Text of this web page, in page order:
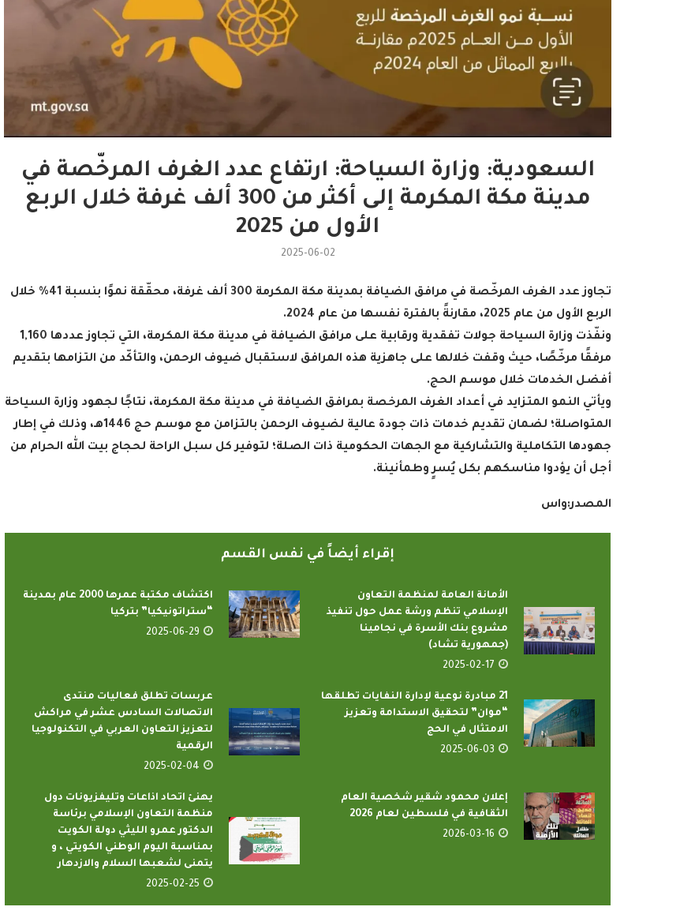
السعودية: وزارة السياحة: ارتفاع عدد الغرف المرخّصة في
مدينة مكة المكرمة إلى أكثر من 300 ألف غرفة خلال الربع
الأول من 2025
2025-06-02
تجاوز عدد الغرف المرخّصة في مرافق الضيافة بمدينة مكة المكرمة 300 ألف غرفة، محقّقة نموًا بنسبة 41% خلال
الربع الأول من عام 2025، مقارنةً بالفترة نفسها من عام 2024
.
ونفّذت وزارة السياحة جولات تفقدية ورقابية على مرافق الضيافة في مدينة مكة المكرمة، التي تجاوز عددها 1,160
مرفقًا مرخّصًا، حيث وقفت خلالها على جاهزية هذه المرافق لاستقبال ضيوف الرحمن، والتأكّد من التزامها بتقديم
أفضل الخدمات خلال موسم الحج.
ويأتي النمو المتزايد في أعداد الغرف المرخصة بمرافق الضيافة في مدينة مكة المكرمة، نتاجًا لجهود وزارة السياحة
المتواصلة؛ لضمان تقديم خدمات ذات جودة عالية لضيوف الرحمن بالتزامن مع موسم حج 1446هـ، وذلك في إطار
جهودها التكاملية والتشاركية مع الجهات الحكومية ذات الصلة؛ لتوفير كل سبل الراحة لحجاج بيت الله الحرام من
أجل أن يؤدوا مناسكهم بكل يُسرٍ وطمأنينة.
المصدر:واس
إقراء أيضاً في نفس القسم
الأمانة العامة لمنظمة التعاون
الإسلامي تنظم ورشة عمل حول تنفيذ
مشروع بنك الأسرة في نجامينا
(جمهورية تشاد)
2025-02-17
اكتشاف مكتبة عمرها 2000 عام بمدينة
“ستراتونيكيا” بتركيا
2025-06-29
21 مبادرة نوعية لإدارة النفايات تطلقها
“موان” لتحقيق الاستدامة وتعزيز
الامتثال في الحج
2025-06-03
عربسات تطلق فعاليات منتدى
الاتصالات السادس عشر في مراكش
لتعزيز التعاون العربي في التكنولوجيا
الرقمية
2025-02-04
إعلان محمود شقير شخصية العام
الثقافية في فلسطين لعام 2026
2026-03-16
يهنئ اتحاد اذاعات وتليفزيونات دول
منظمة التعاون الإسلامي برئاسة
الدكتور عمرو الليثي دولة الكويت
بمناسبة اليوم الوطني الكويتي ، و
يتمنى لشعبها السلام والازدهار
2025-02-25
بإذاعات وتليفزيونات
بمدينة الإنتاج...
2022-04-12
يدعو الدول الأعضاء...
2022-04-12
وتليفزيونات التعاون الإسلامي
يؤدون ...
2022-02-16